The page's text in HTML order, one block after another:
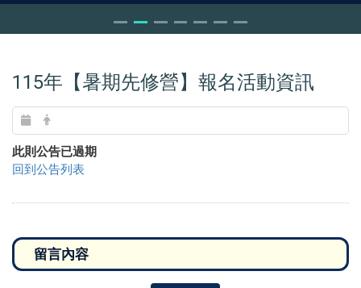
115年【暑期先修營】報名活動資訊
此則公告已過期
回到公告列表